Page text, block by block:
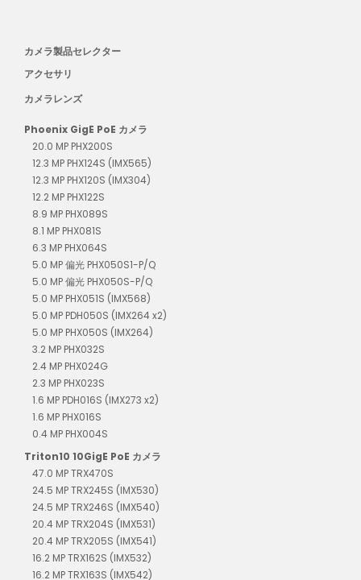
カメラ製品セレクター
アクセサリ
カメラレンズ
Phoenix GigE PoE カメラ
20.0 MP PHX200S
12.3 MP PHX124S (IMX565)
12.3 MP PHX120S (IMX304)
12.2 MP PHX122S
8.9 MP PHX089S
8.1 MP PHX081S
6.3 MP PHX064S
5.0 MP 偏光 PHX050S1-P/Q
5.0 MP 偏光 PHX050S-P/Q
5.0 MP PHX051S (IMX568)
5.0 MP PDH050S (IMX264 x2)
5.0 MP PHX050S (IMX264)
3.2 MP PHX032S
2.4 MP PHX024G
2.3 MP PHX023S
1.6 MP PDH016S (IMX273 x2)
1.6 MP PHX016S
0.4 MP PHX004S
Triton10 10GigE PoE カメラ
47.0 MP TRX470S
24.5 MP TRX245S (IMX530)
24.5 MP TRX246S (IMX540)
20.4 MP TRX204S (IMX531)
20.4 MP TRX205S (IMX541)
16.2 MP TRX162S (IMX532)
16.2 MP TRX163S (IMX542)